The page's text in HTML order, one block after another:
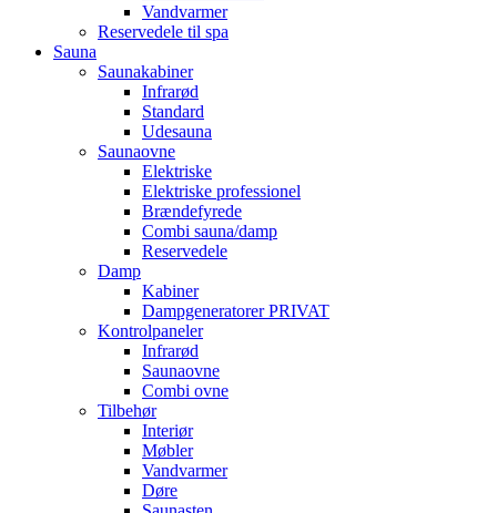
Vandvarmer
Reservedele til spa
Sauna
Saunakabiner
Infrarød
Standard
Udesauna
Saunaovne
Elektriske
Elektriske professionel
Brændefyrede
Combi sauna/damp
Reservedele
Damp
Kabiner
Dampgeneratorer PRIVAT
Kontrolpaneler
Infrarød
Saunaovne
Combi ovne
Tilbehør
Interiør
Møbler
Vandvarmer
Døre